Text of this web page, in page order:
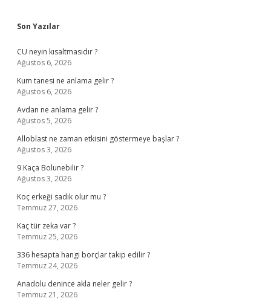
Sidebar
Son Yazılar
CU neyin kısaltmasıdır ?
Ağustos 6, 2026
Kum tanesi ne anlama gelir ?
Ağustos 6, 2026
Avdan ne anlama gelir ?
Ağustos 5, 2026
Alloblast ne zaman etkisini göstermeye başlar ?
Ağustos 3, 2026
9 Kaça Bolunebilir ?
Ağustos 3, 2026
Koç erkeği sadık olur mu ?
Temmuz 27, 2026
Kaç tür zeka var ?
Temmuz 25, 2026
336 hesapta hangi borçlar takip edilir ?
Temmuz 24, 2026
Anadolu denince akla neler gelir ?
Temmuz 21, 2026